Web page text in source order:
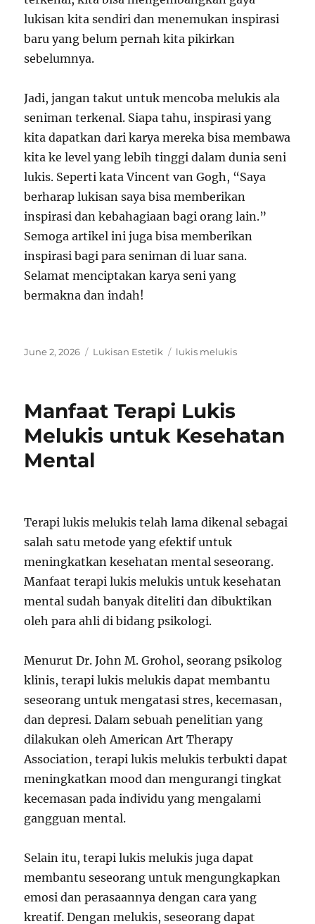
lukisan kita sendiri dan menemukan inspirasi
baru yang belum pernah kita pikirkan
sebelumnya.
Jadi, jangan takut untuk mencoba melukis ala
seniman terkenal. Siapa tahu, inspirasi yang
kita dapatkan dari karya mereka bisa membawa
kita ke level yang lebih tinggi dalam dunia seni
lukis. Seperti kata Vincent van Gogh, “Saya
berharap lukisan saya bisa memberikan
inspirasi dan kebahagiaan bagi orang lain.”
Semoga artikel ini juga bisa memberikan
inspirasi bagi para seniman di luar sana.
Selamat menciptakan karya seni yang
bermakna dan indah!
Posted
June 2, 2026 Categories
Lukisan Estetik Tags
lukis melukis
Manfaat Terapi Lukis
Melukis untuk Kesehatan
Mental
Terapi lukis melukis telah lama dikenal sebagai
salah satu metode yang efektif untuk
meningkatkan kesehatan mental seseorang.
Manfaat terapi lukis melukis untuk kesehatan
mental sudah banyak diteliti dan dibuktikan
oleh para ahli di bidang psikologi.
Menurut Dr. John M. Grohol, seorang psikolog
klinis, terapi lukis melukis dapat membantu
seseorang untuk mengatasi stres, kecemasan,
dan depresi. Dalam sebuah penelitian yang
dilakukan oleh American Art Therapy
Association, terapi lukis melukis terbukti dapat
meningkatkan mood dan mengurangi tingkat
kecemasan pada individu yang mengalami
gangguan mental.
Selain itu, terapi lukis melukis juga dapat
membantu seseorang untuk mengungkapkan
emosi dan perasaannya dengan cara yang
kreatif. Dengan melukis, seseorang dapat